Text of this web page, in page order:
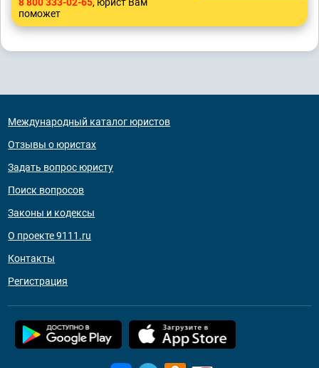
поможет
Международный каталог юристов
Отзывы о юристах
Задать вопрос юристу
Поиск вопросов
Законы и кодексы
О проекте 9111.ru
Контакты
Регистрация